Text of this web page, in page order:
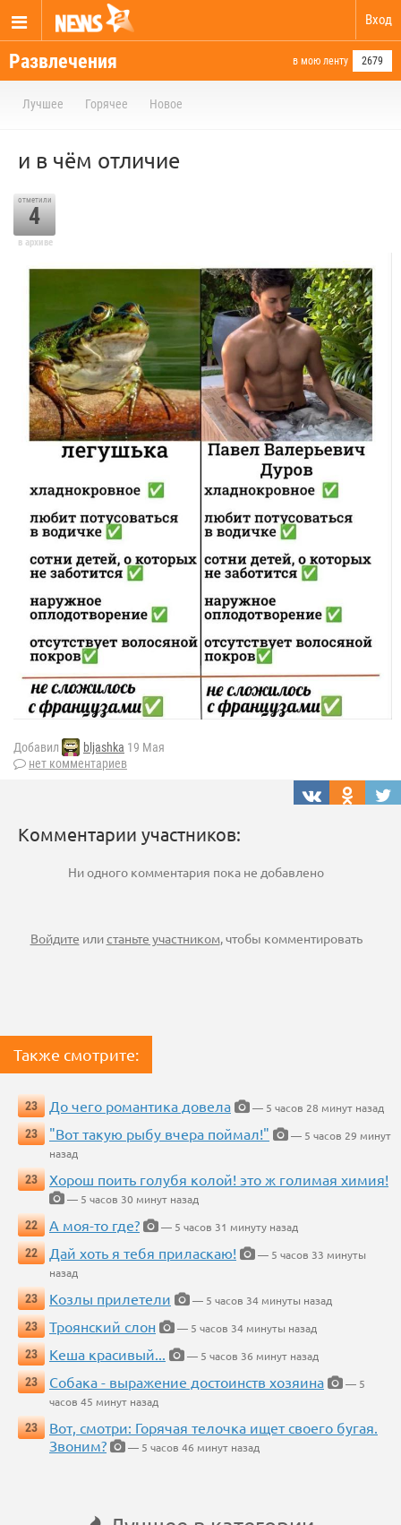
Вход
Развлечения в мою ленту 2679
Лучшее Горячее Новое
и в чём отличие
отметили
4
в архиве
Добавил bljashka 19 Мая
нет комментариев
Комментарии участников:
Ни одного комментария пока не добавлено
Войдите илистаньте участником , чтобы комментировать
Также смотрите:
23 До чего романтика довела
— 5 часов 28 минут назад
23
"Вот такую рыбу вчера поймал!"
— 5 часов 29 минут
назад
23
Хорош поить голубя колой! это ж голимая химия!
— 5 часов 30 минут назад
22
А моя-то где?
— 5 часов 31 минуту назад
22
Дай хоть я тебя приласкаю!
— 5 часов 33 минуты
назад
23
Козлы прилетели
— 5 часов 34 минуты назад
23
Троянский слон
— 5 часов 34 минуты назад
23
Кеша красивый...
— 5 часов 36 минут назад
23
Собака - выражение достоинств хозяина
— 5
часов 45 минут назад
23
Вот, смотри: Горячая телочка ищет своего бугая.
Звоним?
— 5 часов 46 минут назад